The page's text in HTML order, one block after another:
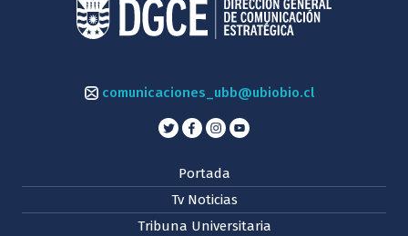
comunicaciones_ubb@ubiobio.cl
Portada
Tv Noticias
Tribuna Universitaria